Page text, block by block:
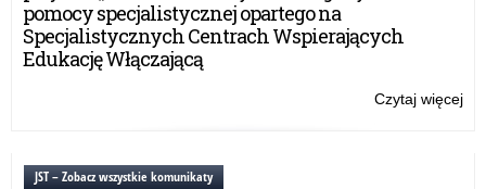
pomocy specjalistycznej opartego na
Specjalistycznych Centrach Wspierających
Edukację Włączającą
Czytaj więcej
JST – Zobacz wszystkie komunikaty